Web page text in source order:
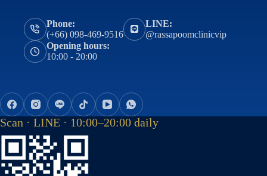
Phone:
(+66) 098-469-9516
LINE:
@rassapoomclinicvip
Opening hours:
10:00 - 20:00
Scan · LINE · 10:00–20:00 daily